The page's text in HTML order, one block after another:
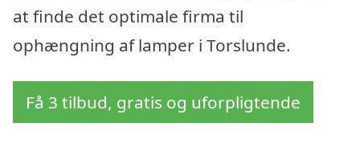
at finde det optimale firma til
ophængning af lamper i Torslunde.
Få 3 tilbud, gratis og uforpligtende